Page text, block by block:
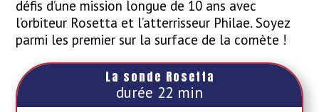
défis d’une mission longue de 10 ans avec
l’orbiteur Rosetta et l’atterrisseur Philae. Soyez
parmi les premier sur la surface de la comète !
La sonde Rosetta
durée 22 min